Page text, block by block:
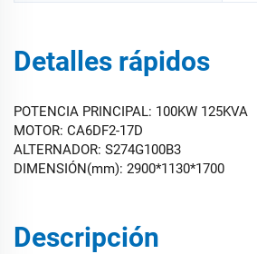
Detalles rápidos
POTENCIA PRINCIPAL: 100KW 125KVA
MOTOR: CA6DF2-17D
ALTERNADOR: S274G100B3
DIMENSIÓN(mm): 2900*1130*1700
Descripción